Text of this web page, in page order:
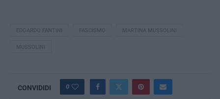
EDOARDO FANTINI FASCISMO MARTINA MUSSOLINI
MUSSOLINI
CONVIDIDI 0